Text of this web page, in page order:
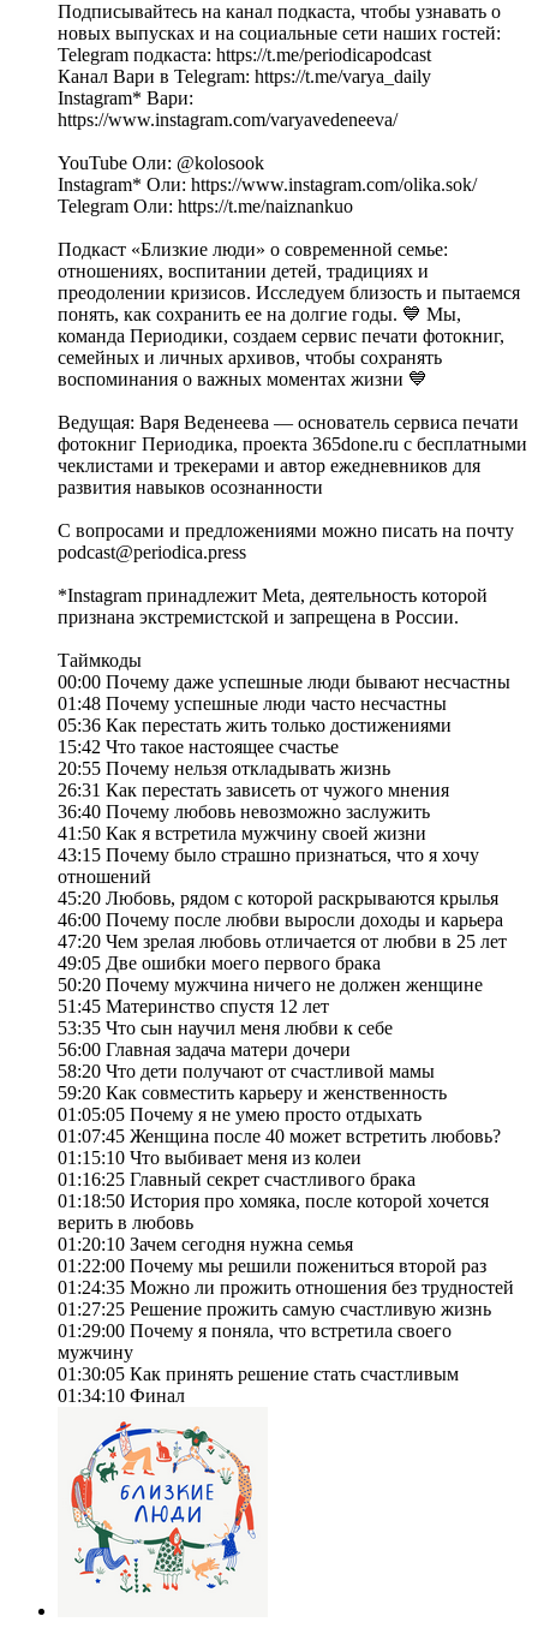
Подписывайтесь на канал подкаста, чтобы узнавать о
новых выпусках и на социальные сети наших гостей:
Telegram подкаста: https://t.me/periodicapodcast
Канал Вари в Telegram: https://t.me/varya_daily
Instagram* Вари:
https://www.instagram.com/varyavedeneeva/
YouTube Оли: @kolosook
Instagram* Оли: https://www.instagram.com/olika.sok/
Telegram Оли: https://t.me/naiznankuo
Подкаст «Близкие люди» о современной семье:
отношениях, воспитании детей, традициях и
преодолении кризисов. Исследуем близость и пытаемся
понять, как сохранить ее на долгие годы. 💙 Мы,
команда Периодики, создаем сервис печати фотокниг,
семейных и личных архивов, чтобы сохранять
воспоминания о важных моментах жизни 💙
Ведущая: Варя Веденеева — основатель сервиса печати
фотокниг Периодика, проекта 365done.ru с бесплатными
чеклистами и трекерами и автор ежедневников для
развития навыков осознанности
С вопросами и предложениями можно писать на почту
podcast@periodica.press
*Instagram принадлежит Meta, деятельность которой
признана экстремистской и запрещена в России.
Таймкоды
00:00 Почему даже успешные люди бывают несчастны
01:48 Почему успешные люди часто несчастны
05:36 Как перестать жить только достижениями
15:42 Что такое настоящее счастье
20:55 Почему нельзя откладывать жизнь
26:31 Как перестать зависеть от чужого мнения
36:40 Почему любовь невозможно заслужить
41:50 Как я встретила мужчину своей жизни
43:15 Почему было страшно признаться, что я хочу
отношений
45:20 Любовь, рядом с которой раскрываются крылья
46:00 Почему после любви выросли доходы и карьера
47:20 Чем зрелая любовь отличается от любви в 25 лет
49:05 Две ошибки моего первого брака
50:20 Почему мужчина ничего не должен женщине
51:45 Материнство спустя 12 лет
53:35 Что сын научил меня любви к себе
56:00 Главная задача матери дочери
58:20 Что дети получают от счастливой мамы
59:20 Как совместить карьеру и женственность
01:05:05 Почему я не умею просто отдыхать
01:07:45 Женщина после 40 может встретить любовь?
01:15:10 Что выбивает меня из колеи
01:16:25 Главный секрет счастливого брака
01:18:50 История про хомяка, после которой хочется
верить в любовь
01:20:10 Зачем сегодня нужна семья
01:22:00 Почему мы решили пожениться второй раз
01:24:35 Можно ли прожить отношения без трудностей
01:27:25 Решение прожить самую счастливую жизнь
01:29:00 Почему я поняла, что встретила своего
мужчину
01:30:05 Как принять решение стать счастливым
01:34:10 Финал